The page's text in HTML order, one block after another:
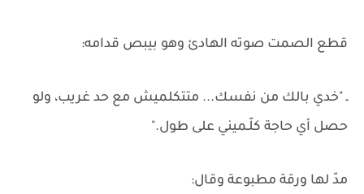
قطع الصمت صوته الهادئ وهو بيبص قدامه:
ـ "خدي بالك من نفسك... متتكلميش مع حد غريب، ولو
حصل أي حاجة كلّـميني على طول."
مدّ لها ورقة مطبوعة وقال: